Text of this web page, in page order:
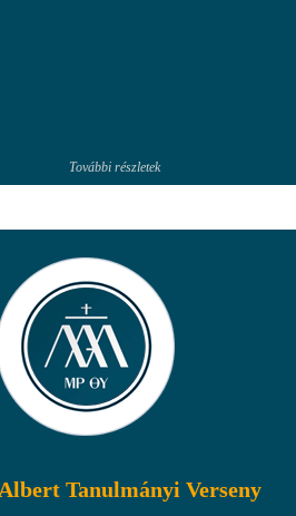
További részletek
Tanulmányi Verseny